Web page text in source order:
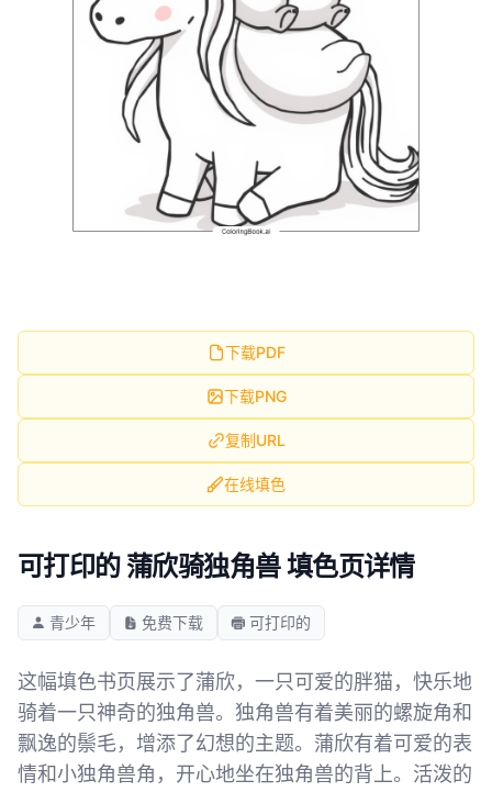
下载PDF
下载PNG
复制URL
在线填色
可打印的 蒲欣骑独角兽 填色页详情
青少年 免费下载 可打印的
这幅填色书页展示了蒲欣，一只可爱的胖猫，快乐地
骑着一只神奇的独角兽。独角兽有着美丽的螺旋角和
飘逸的鬃毛，增添了幻想的主题。蒲欣有着可爱的表
情和小独角兽角，开心地坐在独角兽的背上。活泼的